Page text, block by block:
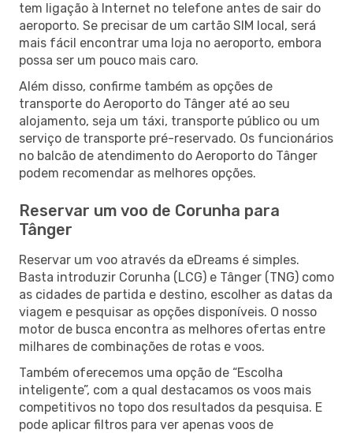
tem ligação à Internet no telefone antes de sair do
aeroporto. Se precisar de um cartão SIM local, será
mais fácil encontrar uma loja no aeroporto, embora
possa ser um pouco mais caro.
Além disso, confirme também as opções de
transporte do Aeroporto do Tânger até ao seu
alojamento, seja um táxi, transporte público ou um
serviço de transporte pré-reservado. Os funcionários
no balcão de atendimento do Aeroporto do Tânger
podem recomendar as melhores opções.
Reservar um voo de Corunha para
Tânger
Reservar um voo através da eDreams é simples.
Basta introduzir Corunha (LCG) e Tânger (TNG) como
as cidades de partida e destino, escolher as datas da
viagem e pesquisar as opções disponíveis. O nosso
motor de busca encontra as melhores ofertas entre
milhares de combinações de rotas e voos.
Também oferecemos uma opção de “Escolha
inteligente”, com a qual destacamos os voos mais
competitivos no topo dos resultados da pesquisa. E
pode aplicar filtros para ver apenas voos de